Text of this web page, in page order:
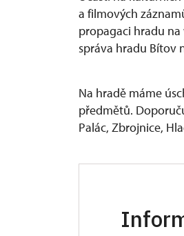
a filmových
propagaci hradu
správa hradu Bítov
Na hradě máme
předmětů.
Palác, Zbrojnice,